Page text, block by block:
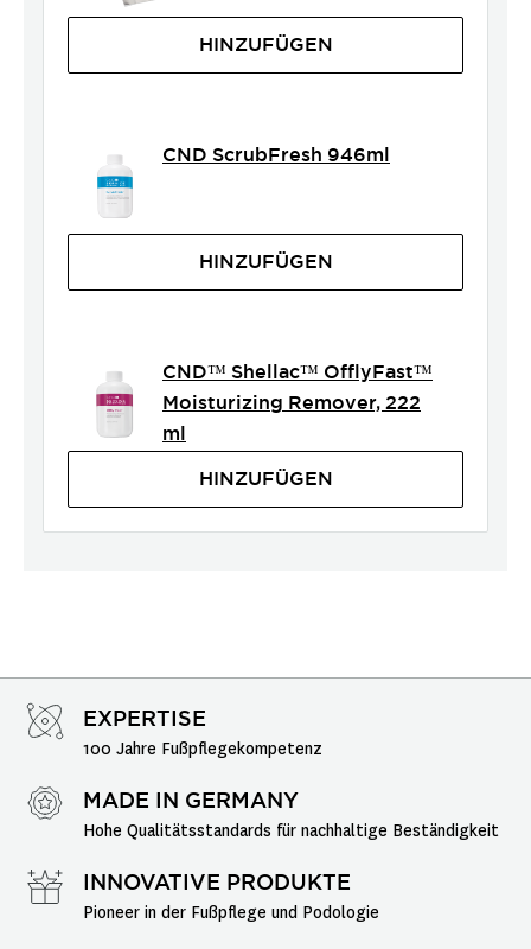
HINZUFÜGEN
CND ScrubFresh 946ml
HINZUFÜGEN
CND™ Shellac™ OfflyFast™
Moisturizing Remover, 222
ml
HINZUFÜGEN
EXPERTISE
100 Jahre Fußpflegekompetenz
MADE IN GERMANY
Hohe Qualitätsstandards für nachhaltige Beständigkeit
INNOVATIVE PRODUKTE
Pioneer in der Fußpflege und Podologie